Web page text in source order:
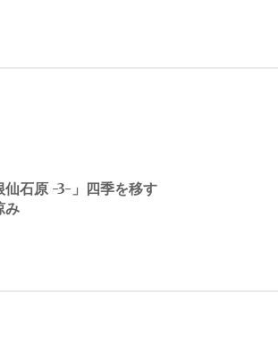
石原 -3-」四季を移す
み